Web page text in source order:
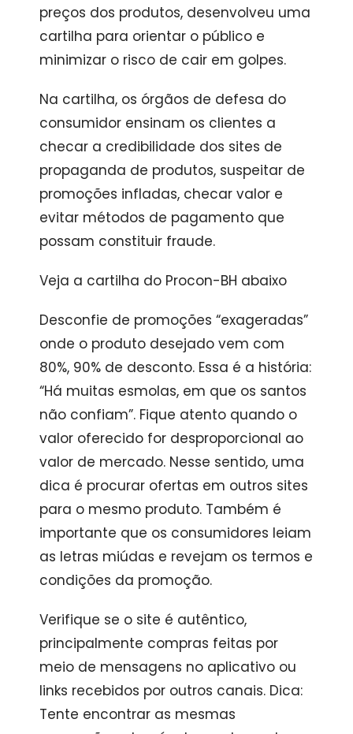
preços dos produtos, desenvolveu uma
cartilha para orientar o público e
minimizar o risco de cair em golpes.
Na cartilha, os órgãos de defesa do
consumidor ensinam os clientes a
checar a credibilidade dos sites de
propaganda de produtos, suspeitar de
promoções infladas, checar valor e
evitar métodos de pagamento que
possam constituir fraude.
Veja a cartilha do Procon-BH abaixo
Desconfie de promoções “exageradas”
onde o produto desejado vem com
80%, 90% de desconto. Essa é a história:
“Há muitas esmolas, em que os santos
não confiam”. Fique atento quando o
valor oferecido for desproporcional ao
valor de mercado. Nesse sentido, uma
dica é procurar ofertas em outros sites
para o mesmo produto. Também é
importante que os consumidores leiam
as letras miúdas e revejam os termos e
condições da promoção.
Verifique se o site é autêntico,
principalmente compras feitas por
meio de mensagens no aplicativo ou
links recebidos por outros canais. Dica:
Tente encontrar as mesmas